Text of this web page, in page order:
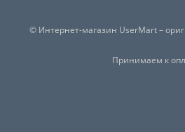
© Интернет-магазин UserMart –
Принимаем к